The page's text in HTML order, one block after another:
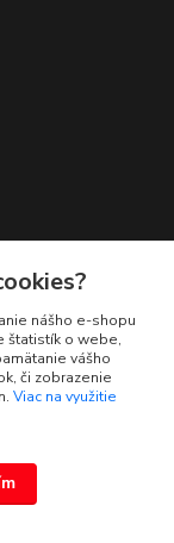
nášho e-shopu
štatistík o webe,
vášho
či zobrazenie
Viac na využitie